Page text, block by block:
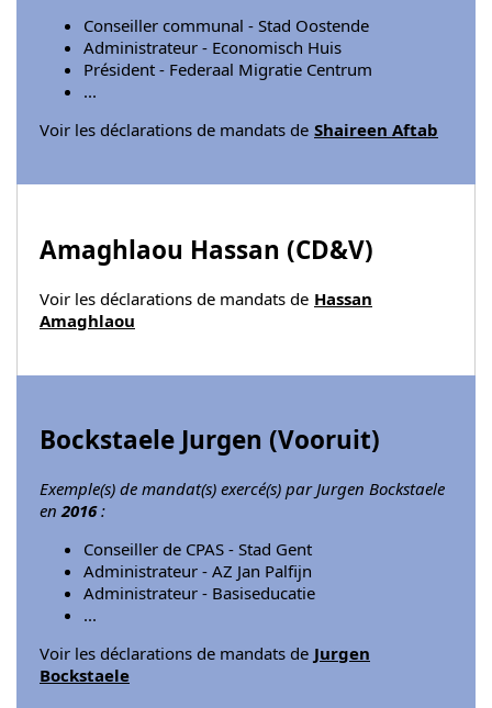
Conseiller communal - Stad Oostende
Administrateur - Economisch Huis
Président - Federaal Migratie Centrum
...
Voir les déclarations de mandats de Shaireen Aftab
Amaghlaou Hassan (CD&V)
Voir les déclarations de mandats de Hassan
Amaghlaou
Bockstaele Jurgen (Vooruit)
Exemple(s) de mandat(s) exercé(s) par Jurgen Bockstaele
en2016:
Conseiller de CPAS - Stad Gent
Administrateur - AZ Jan Palfijn
Administrateur - Basiseducatie
...
Voir les déclarations de mandats de Jurgen
Bockstaele